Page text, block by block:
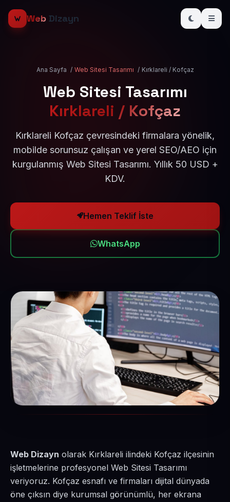
Web Dizayn
Ana Sayfa / Web Sitesi Tasarımı / Kırklareli / Kofçaz
Web Sitesi Tasarımı
Kırklareli / Kofçaz
Kırklareli Kofçaz çevresindeki firmalara yönelik,
mobilde sorunsuz çalışan ve yerel SEO/AEO için
kurgulanmış Web Sitesi Tasarımı. Yıllık 50 USD +
KDV.
Hemen Teklif İste
WhatsApp
Web Dizayn olarak Kırklareli ilindeki Kofçaz ilçesinin
işletmelerine profesyonel Web Sitesi Tasarımı
veriyoruz. Kofçaz esnafı ve firmaları dijital dünyada
öne çıksın diye kurumsal görünümlü, her ekrana